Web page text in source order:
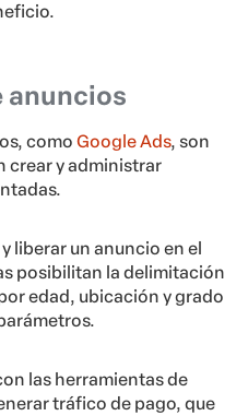
anuncios
como Google Ads, son
crear y administrar
liberar un anuncio en el
posibilitan la delimitación
edad, ubicación y grado
las herramientas de
tráfico de pago, que